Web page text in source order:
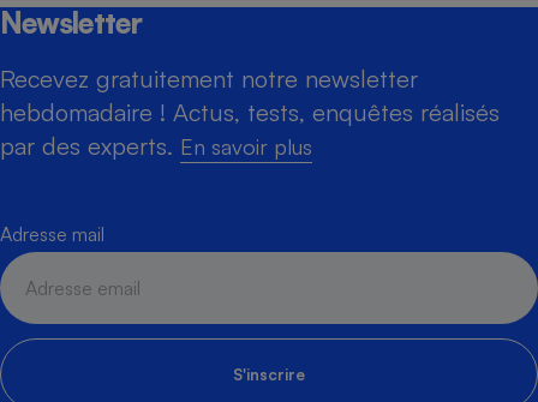
Newsletter
Recevez gratuitement notre newsletter
hebdomadaire ! Actus, tests, enquêtes réalisés
par des experts. En savoir plus
Adresse mail
S'inscrire